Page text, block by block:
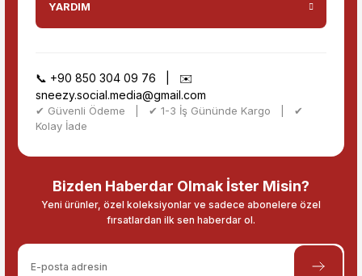
YARDIM
📞 +90 850 304 09 76 | ✉️
sneezy.social.media@gmail.com
✔ Güvenli Ödeme | ✔ 1-3 İş Gününde Kargo | ✔
Kolay İade
Bizden Haberdar Olmak İster Misin?
Yeni ürünler, özel koleksiyonlar ve sadece abonelere özel
fırsatlardan ilk sen haberdar ol.